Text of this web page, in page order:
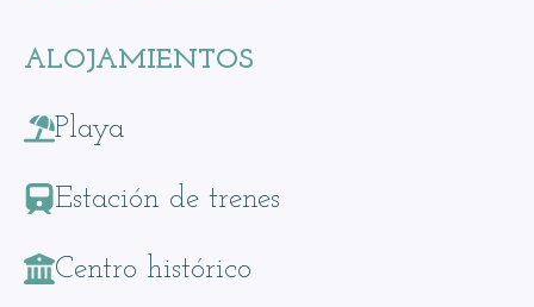
ALOJAMIENTOS
Playa
Estación de trenes
Centro histórico